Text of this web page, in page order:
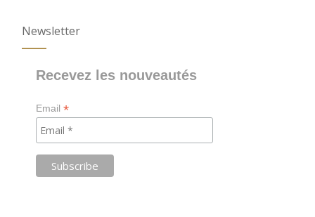
Newsletter
Recevez les nouveautés
Email*